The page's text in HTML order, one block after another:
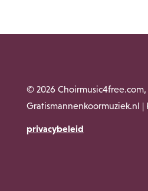
© 2026
Gratismannenkoormuziek.nl |
privacybeleid